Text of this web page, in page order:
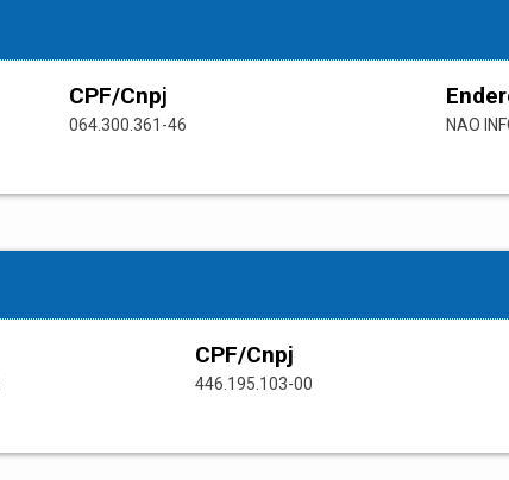
CPF/Cnpj
064.300.361-46 NAO
CPF/Cnpj
446.195.103-00